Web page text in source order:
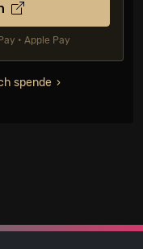
• Apple Pay
spende